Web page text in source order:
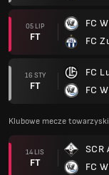
05 LIP
FT
FC
FC
16 STY
FT
FC
FC
Klubowe mecze
14 LIS
FT
SCR
FC